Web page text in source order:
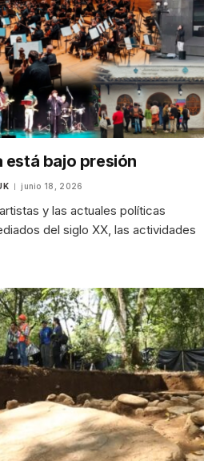
está bajo presión
junio 18, 2026
y las actuales políticas
del siglo XX, las actividades